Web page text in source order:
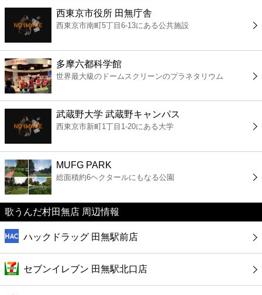
エンタメ
レジャー
書店
ファミレス
ファーストフード
カフェ
ショッピング
銀行
公共
西東京市役所 田無庁舎
西東京市南町5丁目6-13にある公共施設
多摩六都科学館
世界最大級のドームスクリーンのプラネタリウム
武蔵野大学 武蔵野キャンパス
西東京市新町1丁目1-20にある大学
MUFG PARK
総面積約6ヘクタールにもなる公園
歌うんだ村田無店 周辺情報
ハックドラッグ 田無駅前店
セブンイレブン 田無駅北口店